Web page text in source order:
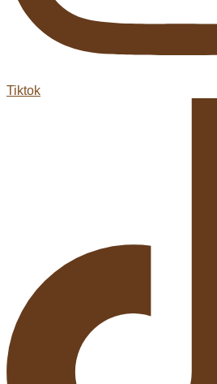
Tiktok